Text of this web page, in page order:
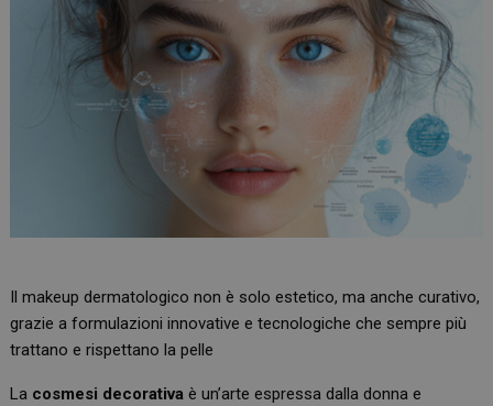
Il makeup dermatologico non è solo estetico, ma anche curativo,
grazie a formulazioni innovative e tecnologiche che sempre più
trattano e rispettano la pelle
La cosmesi decorativa è un’arte espressa dalla donna e